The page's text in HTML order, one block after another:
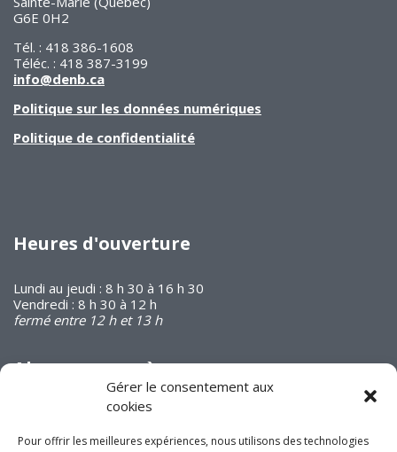
Gérer le consentement aux
cookies
Pour offrir les meilleures expériences, nous utilisons des technologies
G6E 0H2
Tél. : 418 386-1608
Téléc. : 418 387-3199
info@denb.ca
Politique sur les données numériques
Politique de confidentialité
Heures d'ouverture
Lundi au jeudi : 8 h 30 à 16 h 30
Vendredi : 8 h 30 à 12 h
fermé entre 12 h et 13 h
Abonnez-vous à
notre infolettre